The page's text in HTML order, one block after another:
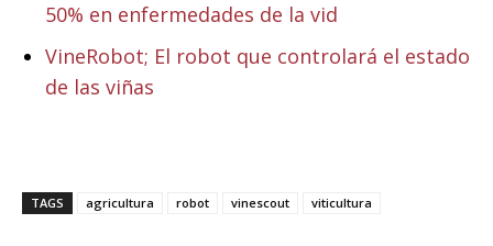
50% en enfermedades de la vid
VineRobot; El robot que controlará el estado
de las viñas
TAGS agricultura robot vinescout viticultura